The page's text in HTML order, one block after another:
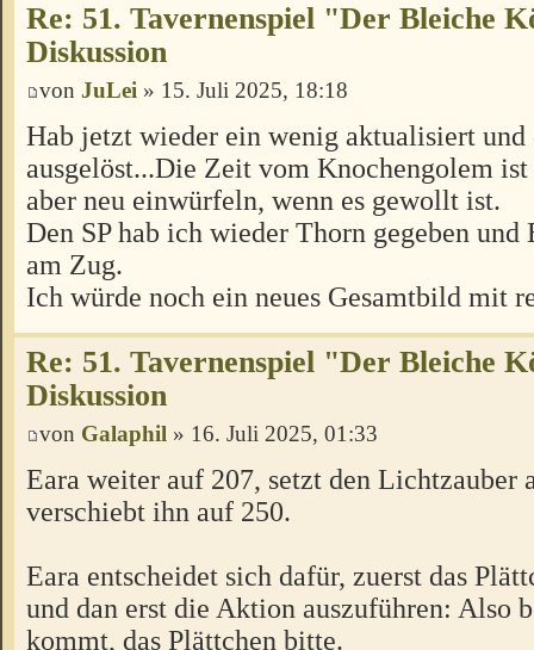
Re: 51. Tavernenspiel "Der Bleiche
Diskussion
von JuLei » 15. Juli 2025, 18:18
Hab jetzt wieder ein wenig aktualisiert und
ausgelöst...Die Zeit vom Knochengolem
aber neu einwürfeln, wenn es gewollt ist.
Den SP hab ich wieder Thorn gegeben und
am Zug.
Ich würde noch ein neues Gesamtbild mit
Re: 51. Tavernenspiel "Der Bleiche
Diskussion
von Galaphil » 16. Juli 2025, 01:33
Eara weiter auf 207, setzt den Lichtzauber
verschiebt ihn auf 250.
Eara entscheidet sich dafür, zuerst das
und dan erst die Aktion auszuführen: Also
kommt, das Plättchen bitte.